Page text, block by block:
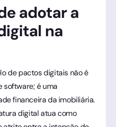
adotar a
na
de pactos digitais não é
software; é uma
financeira da imobiliária.
digital atua como